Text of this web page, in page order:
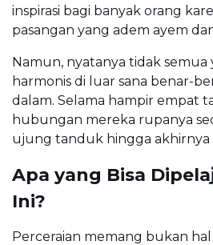
inspirasi bagi banyak orang
pasangan yang adem ayem
Namun, nyatanya tidak semua
harmonis di luar sana benar-
dalam. Selama hampir empat
hubungan mereka rupanya
ujung tanduk hingga akhirnya
Apa yang Bisa
Ini?
Perceraian memang bukan